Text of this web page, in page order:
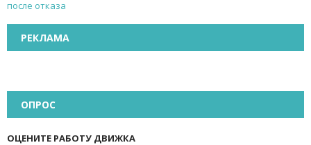
РЕКЛАМА
ОПРОС
ОЦЕНИТЕ РАБОТУ ДВИЖКА